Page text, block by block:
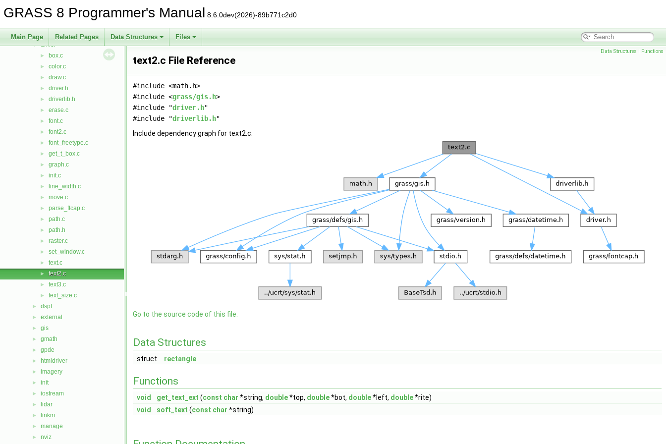
GRASS 8 Programmer's Manual 8.6.0dev(2026)-89b771c2d0
Main Page Related Pages Data Structures Files
► datetime
► display
▼ driver
► box.c
► color.c
► draw.c
► driver.h
► driverlib.h
► erase.c
► font.c
► font2.c
► font_freetype.c
► get_t_box.c
► graph.c
► init.c
► line_width.c
► move.c
► parse_ftcap.c
► path.c
► path.h
► raster.c
► set_window.c
► text.c
► text2.c
► text3.c
► text_size.c
► dspf
► external
► gis
► gmath
► gpde
► htmldriver
► imagery
► init
► iostream
► lidar
► linkm
► manage
► nviz
Data Structures | Functions
text2.c File Reference
#include <math.h>
#include <grass/gis.h>
#include "driver.h"
#include "driverlib.h"
Include dependency graph for text2.c:
Go to the source code of this file.
Data Structures
struct rectangle
Functions
void get_text_ext (const char *string, double*top, double*bot, double*left, double*rite)
void
soft_text (const char *string)